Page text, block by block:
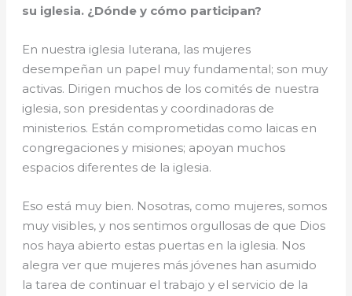
su iglesia. ¿Dónde y cómo participan?
En nuestra iglesia luterana, las mujeres
desempeñan un papel muy fundamental; son muy
activas. Dirigen muchos de los comités de nuestra
iglesia, son presidentas y coordinadoras de
ministerios. Están comprometidas como laicas en
congregaciones y misiones; apoyan muchos
espacios diferentes de la iglesia.
Eso está muy bien. Nosotras, como mujeres, somos
muy visibles, y nos sentimos orgullosas de que Dios
nos haya abierto estas puertas en la iglesia. Nos
alegra ver que mujeres más jóvenes han asumido
la tarea de continuar el trabajo y el servicio de la